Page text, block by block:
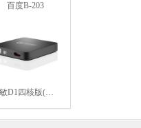
百度B-203
天敏D1四核版(黑色)